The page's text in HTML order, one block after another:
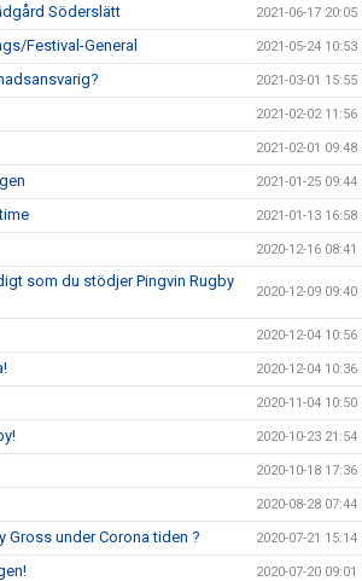
Söderslätt 2021-06-17 20:05
Festival-General 2021-05-24 10:53
2021-03-01 15:55
2021-02-02 11:56
2021-02-01 09:48
2021-01-25 09:44
2021-01-13 16:58
2020-12-16 08:41
som du stödjer Pingvin Rugby
2020-12-09 09:40
2020-12-04 10:56
2020-12-04 10:36
2020-11-04 10:50
2020-10-23 21:54
2020-10-18 17:36
2020-08-28 07:44
Gross under Corona tiden ? 2020-07-21 15:14
2020-07-20 09:01